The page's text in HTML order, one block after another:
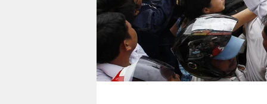
fragen & hilfe
unterstützen
abo
genossenschaft